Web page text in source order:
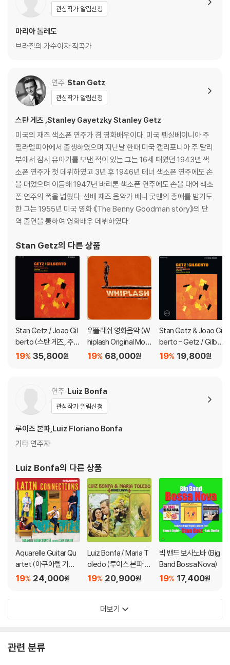
관심작가 알림신청
마리아 톨레도
브라질의 가수이자 작곡가
연주 Stan Getz
관심작가 알림신청
스탄 게츠 ,Stanley Gayetzky Stanley Getz
미국의 재즈 색소폰 연주가 겸 영화배우이다. 미국 펜실베이니아 주
필라델피아에서 출생하였으며 지난날 한때 미국 캘리포니아 주 말리
부에서 잠시 유아기를 보낸 적이 있는 그는 16세 때였던 1943년 색
소폰 연주가 첫 데뷔하였고 3년 후 1946년 테너 색소폰 연주에도 손
을 대었으며 이듬해 1947년 바리톤 색소폰 연주에도 손을 대어 색소
폰 연주의 폭을 넓혔다. 선배 재즈 음악가 베니 굿맨의 총애를 받기도
한 그는 1955년 미국 영화 《The Benny Goodman story》의 단
역 출연을 통하여 영화배우 데뷔하였다.
Stan Getz의 다른 상품
Stan Getz / Joao Gil
berto (스탄 게츠, 주
앙 질베르토) - Getz /
35,800원
19%
위플래쉬 영화음악 (W
hiplash Original Moti
on Picture Soundtra
68,000원
19%
Stan Getz & Joao Gil
berto - Getz / Gilbe
rto (스탄 게츠 & 조앙
19,800원
19%
연주 Luiz Bonfa
관심작가 알림신청
루이즈 본파,Luiz Floriano Bonfa
기타 연주자
Luiz Bonfa의 다른 상품
Aquarelle Guitar Qu
artet (아쿠아렐 기타
사중주단) - 라틴 커넥
s)
24,000원
19%
Luiz Bonfa / Maria T
oledo (루이스 본파 /
마리아 톨레도) - Brasi
20,900원
19%
빅 밴드 보사노바 (Big
Band Bossa Nova)
17,400원
19%
더보기
관련 분류